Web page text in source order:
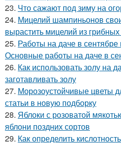
23. Что сажают под зиму на
24. Мицелий шампиньонов
вырастить мицелий из
25. Работы на даче в сентябре
Основные работы на даче в
26. Как использовать золу на
заготавливать золу
27. Морозоустойчивые цветы
статьи в новую подборку
28. Яблоки с розоватой
яблони поздних сортов
29. Как определить